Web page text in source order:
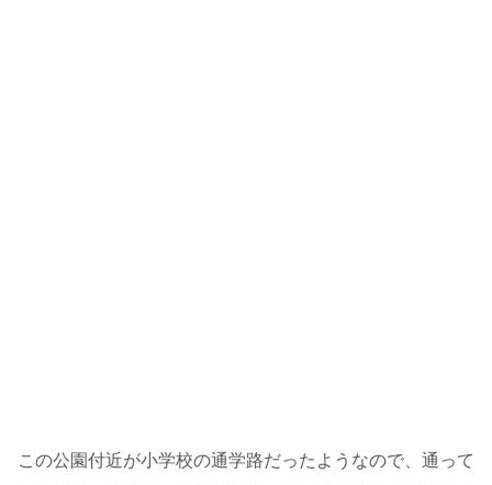
この公園付近が小学校の通学路だったようなので、通って